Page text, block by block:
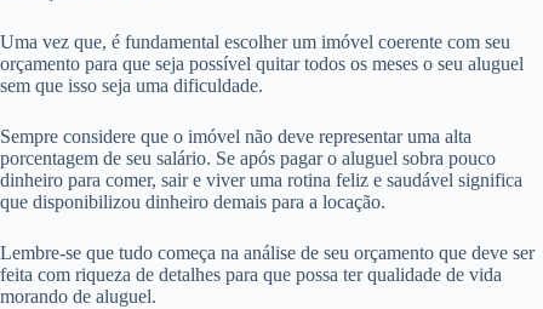
Uma vez que, é fundamental escolher um imóvel coerente com seu
orçamento para que seja possível quitar todos os meses o seu aluguel
sem que isso seja uma dificuldade.
Sempre considere que o imóvel não deve representar uma alta
porcentagem de seu salário. Se após pagar o aluguel sobra pouco
dinheiro para comer, sair e viver uma rotina feliz e saudável significa
que disponibilizou dinheiro demais para a locação.
Lembre-se que tudo começa na análise de seu orçamento que deve ser
feita com riqueza de detalhes para que possa ter qualidade de vida
morando de aluguel.